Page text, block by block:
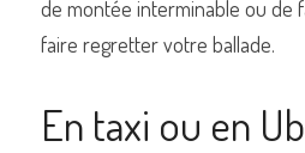
de montée interminable ou de
faire regretter votre ballade.
En taxi ou en